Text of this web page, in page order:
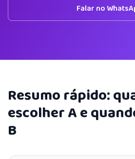
Falar no
Resumo rápido:
escolher A e
B